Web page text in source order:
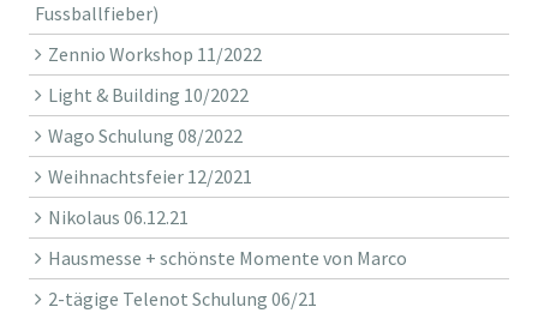
Fussballfieber)
Zennio Workshop 11/2022
Light & Building 10/2022
Wago Schulung 08/2022
Weihnachtsfeier 12/2021
Nikolaus 06.12.21
Hausmesse + schönste Momente von Marco
2-tägige Telenot Schulung 06/21